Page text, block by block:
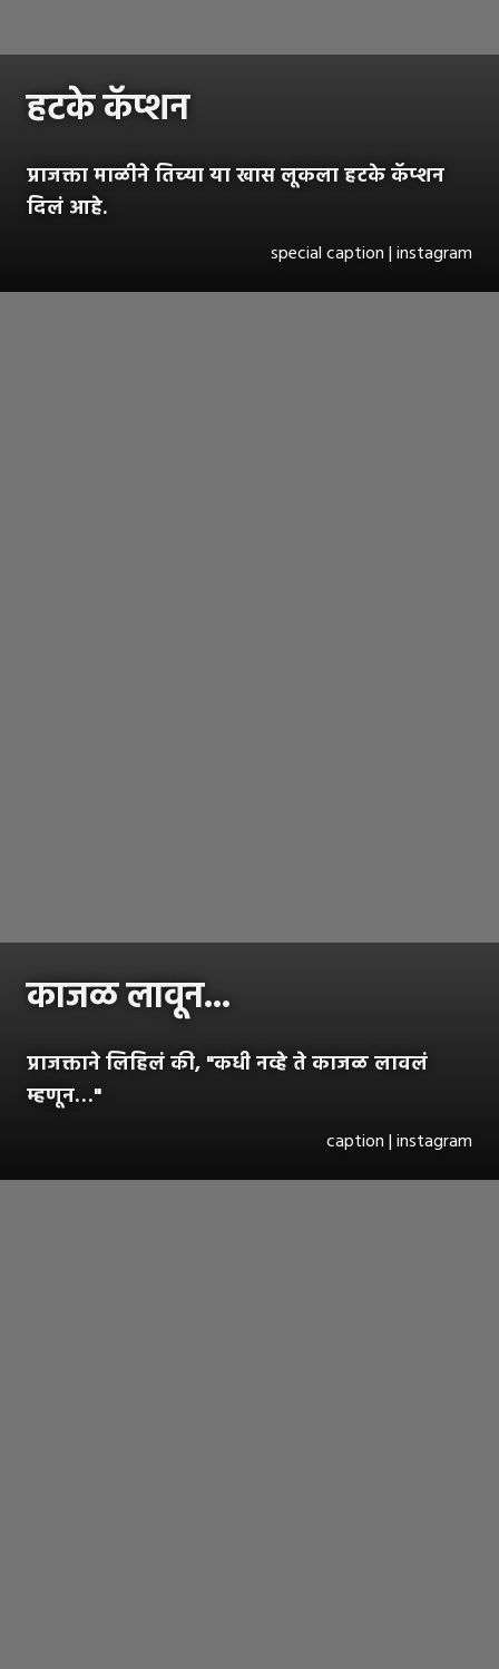
हटके कॅप्शन
प्राजक्ता माळीने तिच्या या खास लूकला हटके कॅप्शन
दिलं आहे.
special caption | instagram
काजळ लावून...
प्राजक्ताने लिहिलं की, "कधी नव्हे ते काजळ लावलं
म्हणून…"
caption | instagram